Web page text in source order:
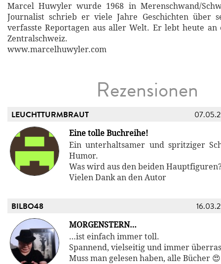
Marcel Huwyler wurde 1968 in Merenschwand/
Journalist schrieb er viele Jahre Geschichten über
verfasste Reportagen aus aller Welt. Er lebt heute an
Zentralschweiz.
www.marcelhuwyler.com
Rezensionen
LEUCHTTURMBRAUT
Eine tolle Buchreihe!
Ein unterhaltsamer und spritziger
Humor.
Was wird aus den beiden
Vielen Dank an den Autor
BILBO48
MORGENSTERN…
…ist einfach immer toll.
Spannend, vielseitig und immer
Muss man gelesen haben, alle Bücher